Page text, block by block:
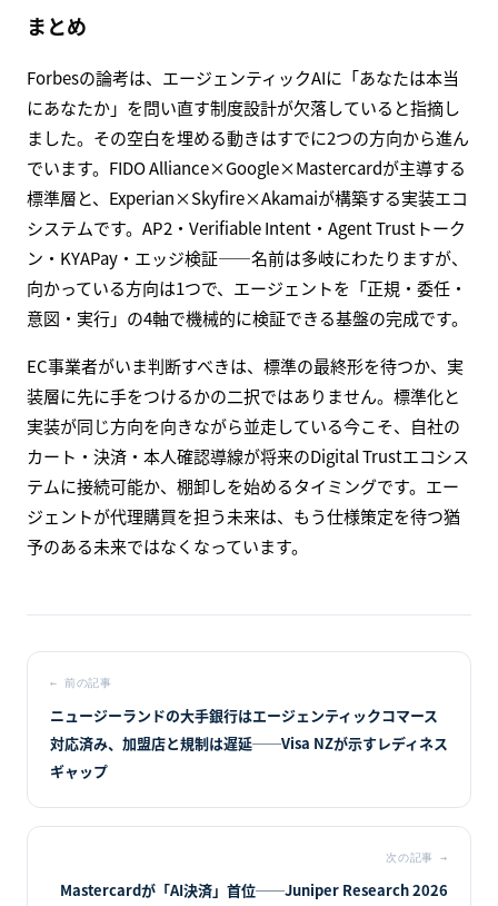
まとめ
Forbesの論考は、エージェンティックAIに「あなたは本当
にあなたか」を問い直す制度設計が欠落していると指摘し
ました。その空白を埋める動きはすでに2つの方向から進ん
でいます。FIDO Alliance×Google×Mastercardが主導する
標準層と、Experian×Skyfire×Akamaiが構築する実装エコ
システムです。AP2・Verifiable Intent・Agent Trustトーク
ン・KYAPay・エッジ検証——名前は多岐にわたりますが、
向かっている方向は1つで、エージェントを「正規・委任・
意図・実行」の4軸で機械的に検証できる基盤の完成です。
EC事業者がいま判断すべきは、標準の最終形を待つか、実
装層に先に手をつけるかの二択ではありません。標準化と
実装が同じ方向を向きながら並走している今こそ、自社の
カート・決済・本人確認導線が将来のDigital Trustエコシス
テムに接続可能か、棚卸しを始めるタイミングです。エー
ジェントが代理購買を担う未来は、もう仕様策定を待つ猶
予のある未来ではなくなっています。
←前の記事
ニュージーランドの大手銀行はエージェンティックコマース
対応済み、加盟店と規制は遅延──Visa NZが示すレディネス
ギャップ
次の記事 →
Mastercardが「AI決済」首位──Juniper Research 2026